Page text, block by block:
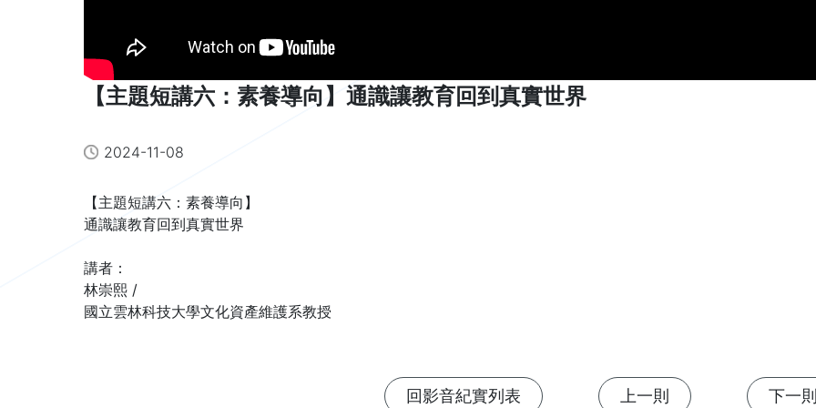
【主題短講六：素養導向】通識讓教育回到真實世界
2024-11-08
【主題短講六：素養導向】
通識讓教育回到真實世界
講者：
林崇熙 /
國立雲林科技大學文化資產維護系教授
回影音紀實列表 上一則 下一